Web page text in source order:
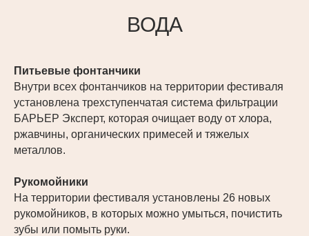
ВОДА
Питьевые фонтанчики
Внутри всех фонтанчиков на территории фестиваля
установлена трехступенчатая система фильтрации
БАРЬЕР Эксперт, которая очищает воду от хлора,
ржавчины, органических примесей и тяжелых
металлов.
Рукомойники
На территории фестиваля установлены 26 новых
рукомойников, в которых можно умыться, почистить
зубы или помыть руки.